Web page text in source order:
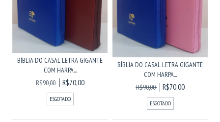
BÍBLIA DO CASAL LETRA GIGANTE
COM HARPA...
R$90,00
R$70,00
ESGOTADO
BÍBLIA DO CASAL LETRA GIGANTE
COM HARPA...
R$90,00
R$70,00
ESGOTADO